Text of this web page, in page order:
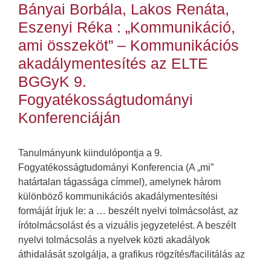
Bányai Borbála, Lakos Renáta,
Eszenyi Réka : „Kommunikáció,
ami összeköt” – Kommunikációs
akadálymentesítés az ELTE
BGGyK 9.
Fogyatékosságtudományi
Konferenciáján
Tanulmányunk kiindulópontja a 9.
Fogyatékosságtudományi Konferencia (A „mi”
határtalan tágassága címmel), amelynek három
különböző kommunikációs akadálymentesítési
formáját írjuk le: a … beszélt nyelvi tolmácsolást, az
írótolmácsolást és a vizuális jegyzetelést. A beszélt
nyelvi tolmácsolás a nyelvek közti akadályok
áthidalását szolgálja, a grafikus rögzítés/facilitálás az